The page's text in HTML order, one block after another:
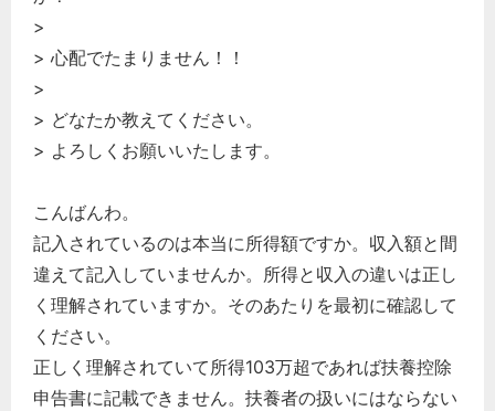
>
> 心配でたまりません！！
>
> どなたか教えてください。
> よろしくお願いいたします。
こんばんわ。
記入されているのは本当に所得額ですか。収入額と間
違えて記入していませんか。所得と収入の違いは正し
く理解されていますか。そのあたりを最初に確認して
ください。
正しく理解されていて所得103万超であれば扶養控除
申告書に記載できません。扶養者の扱いにはならない